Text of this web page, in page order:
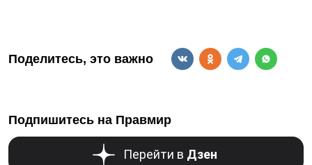
Поделитесь, это важно
Подпишитесь на Правмир
Перейти в Дзен